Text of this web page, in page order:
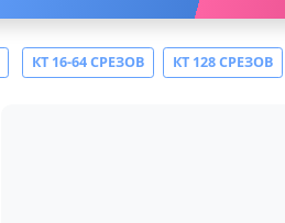
КТ 16-64 СРЕЗОВ КТ 128 СРЕЗОВ